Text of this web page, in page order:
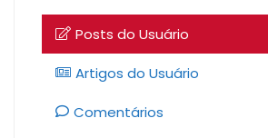
Posts do Usuário
Artigos do Usuário
Comentários